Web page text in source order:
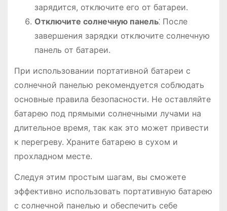
зарядится, отключите его от батареи.
Отключите солнечную панель⁚ После
завершения зарядки отключите солнечную
панель от батареи.
При использовании портативной батареи с
солнечной панелью рекомендуется соблюдать
основные правила безопасности. Не оставляйте
батарею под прямыми солнечными лучами на
длительное время, так как это может привести
к перегреву. Храните батарею в сухом и
прохладном месте.
Следуя этим простым шагам, вы сможете
эффективно использовать портативную батарею
с солнечной панелью и обеспечить себе